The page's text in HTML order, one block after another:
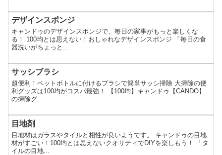
デザインスポンジ
キャンドゥのデザインスポンジで、毎日の家事がもっと楽しくな
る！ 100均とは思えない！おしゃれなデザインスポンジ 「毎日の食
器洗いがちょっと...
サッシブラシ
超便利！ペットボトルに付けるブラシで簡単サッシ掃除 大掃除の便
利グッズは100均がコスパ最強！ 【100均】キャンドゥ【CANDO】
の掃除グ...
目地剤
目地材はガラスやタイルと相性が良いようです。 キャンドゥの目地
材がすごい！100均とは思えないクオリティでDIYを楽しもう！ 「タ
イルの目地...